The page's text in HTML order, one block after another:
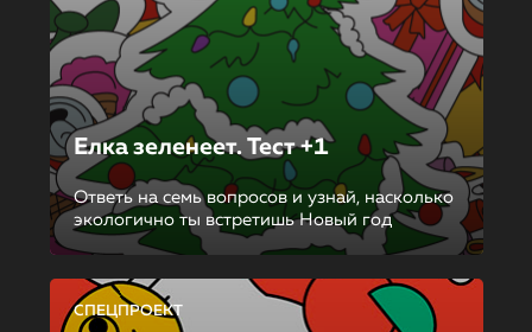
Елка зеленеет. Тест +1
Ответь на семь вопросов и узнай, насколько
экологично ты встретишь Новый год
СПЕЦПРОЕКТ